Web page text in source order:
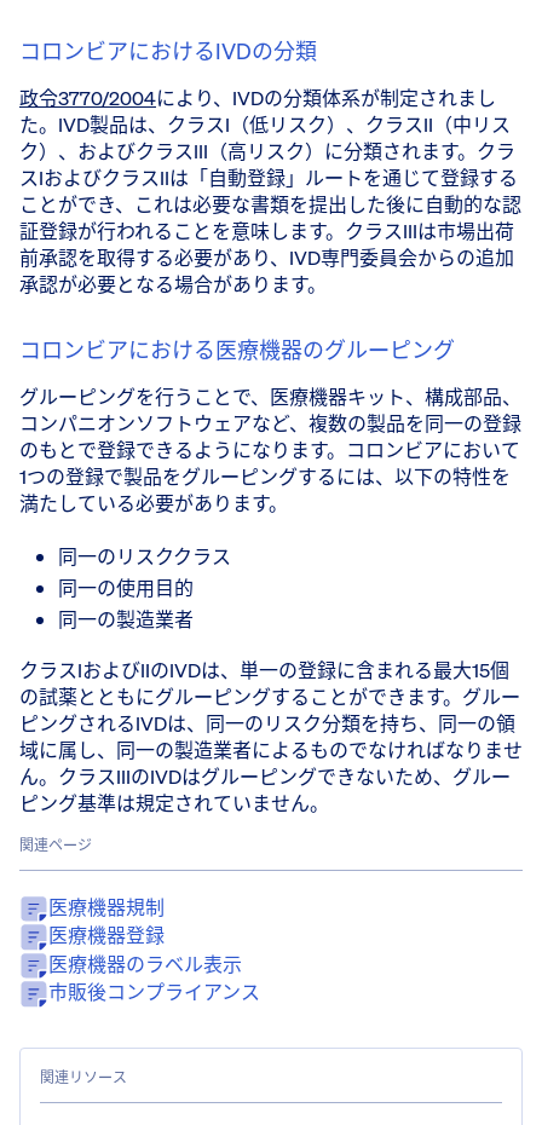
コロンビアにおけるIVDの分類
政令3770/2004により、IVDの分類体系が制定されまし
た。IVD製品は、クラスI（低リスク）、クラスII（中リス
ク）、およびクラスIII（高リスク）に分類されます。クラ
スIおよびクラスIIは「自動登録」ルートを通じて登録する
ことができ、これは必要な書類を提出した後に自動的な認
証登録が行われることを意味します。クラスIIIは市場出荷
前承認を取得する必要があり、IVD専門委員会からの追加
承認が必要となる場合があります。
コロンビアにおける医療機器のグルーピング
グルーピングを行うことで、医療機器キット、構成部品、
コンパニオンソフトウェアなど、複数の製品を同一の登録
のもとで登録できるようになります。コロンビアにおいて
1つの登録で製品をグルーピングするには、以下の特性を
満たしている必要があります。
同一のリスククラス
同一の使用目的
同一の製造業者
クラスIおよびIIのIVDは、単一の登録に含まれる最大15個
の試薬とともにグルーピングすることができます。グルー
ピングされるIVDは、同一のリスク分類を持ち、同一の領
域に属し、同一の製造業者によるものでなければなりませ
ん。クラスIIIのIVDはグルーピングできないため、グルー
ピング基準は規定されていません。
関連ページ
医療機器規制
医療機器登録
医療機器のラベル表示
市販後コンプライアンス
関連リソース